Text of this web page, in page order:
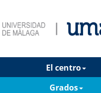
El centro
Grados